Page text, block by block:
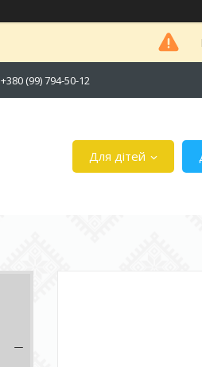
+380 (99) 794-50-12
Для дітей